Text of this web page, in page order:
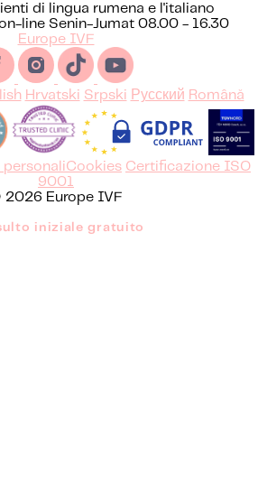
di lingua rumena e l'italiano
line Senin-Jumat 08.00 - 16.30
Europe IVF
Hrvatski Srpski Русский Română
Cookies Certificazione ISO
9001
2026 Europe IVF
iniziale gratuito